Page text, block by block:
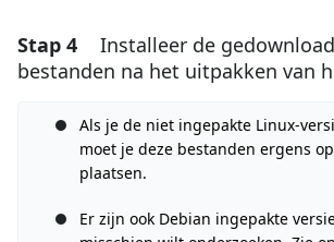
Stap 4
Installeer de
bestanden na het uitpakken van
Als je de niet ingepakte Linux-
moet je deze bestanden ergens
plaatsen.
Er zijn ook Debian ingepakte